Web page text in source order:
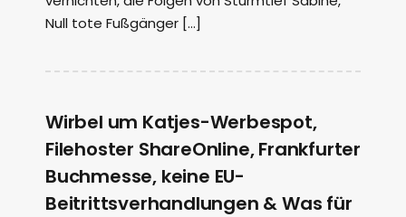
Null tote Fußgänger […]
Wirbel um Katjes-Werbespot,
Filehoster ShareOnline, Frankfurter
Buchmesse, keine EU-
Beitrittsverhandlungen & Was für